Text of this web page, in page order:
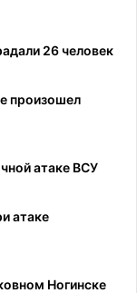
26 человек
произошел
атаке ВСУ
атаке
Ногинске